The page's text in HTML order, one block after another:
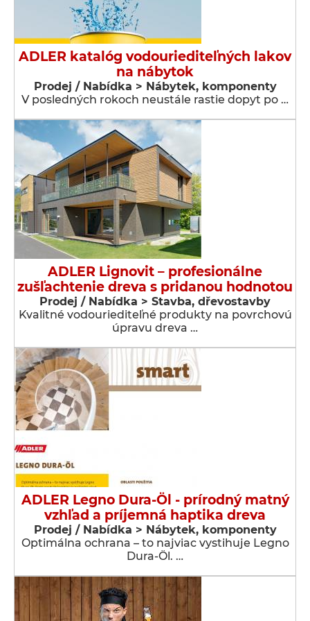
ADLER katalóg vodouriediteľných lakov
na nábytok
Prodej / Nabídka > Nábytek, komponenty
V posledných rokoch neustále rastie dopyt po …
ADLER Lignovit – profesionálne
zušľachtenie dreva s pridanou hodnotou
Prodej / Nabídka > Stavba, dřevostavby
Kvalitné vodouriediteľné produkty na povrchovú
úpravu dreva …
ADLER Legno Dura-Öl - prírodný matný
vzhľad a príjemná haptika dreva
Prodej / Nabídka > Nábytek, komponenty
Optimálna ochrana – to najviac vystihuje Legno
Dura-Öl. …